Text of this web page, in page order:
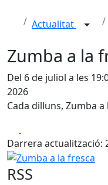
Actualitat
Zumba a la
Del 6 de juliol a les
2026
Cada dilluns, Zumba
Darrera actualització:
Zumba a la fresca
RSS